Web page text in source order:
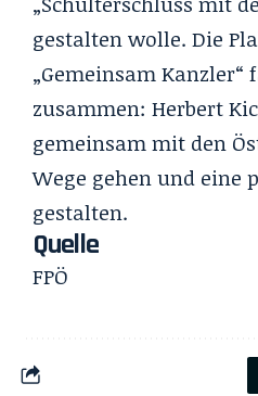
gestalten wolle. Die
„Gemeinsam Kanzler“
zusammen: Herbert
gemeinsam mit den
Wege gehen und eine
gestalten.
Quelle
FPÖ